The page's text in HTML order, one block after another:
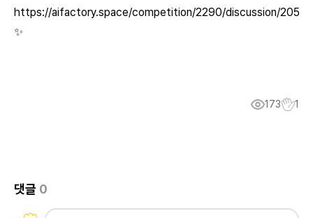
https://aifactory.space/competition/2290/discussion/205
✨
173 1
댓글 0